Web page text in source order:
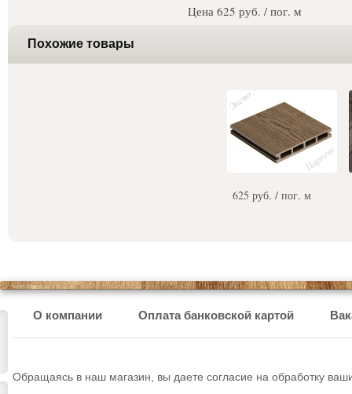
Цена 625 руб. / пог. м
Похожие товары
625 руб. / пог. м
О компании Оплата банковской картой
Обращаясь в наш магазин, вы даете согласие на обработку